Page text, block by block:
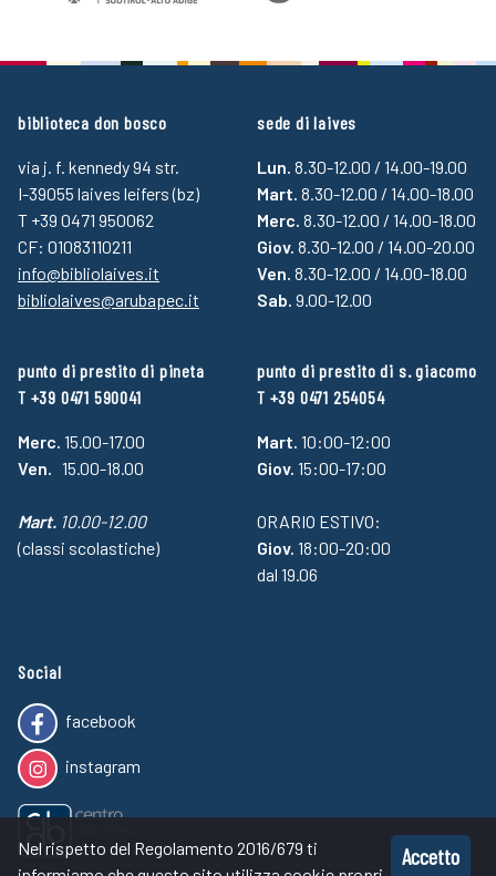
biblioteca don bosco
via j. f. kennedy 94 str.
I-39055 laives leifers (bz)
T +39 0471 950062
CF: 01083110211
info@bibliolaives.it
bibliolaives@arubapec.it
sede di laives
Lun. 8.30-12.00 / 14.00-19.00
Mart. 8.30-12.00 / 14.00-18.00
Merc. 8.30-12.00 / 14.00-18.00
Giov. 8.30-12.00 / 14.00-20.00
Ven. 8.30-12.00 / 14.00-18.00
Sab. 9.00-12.00
punto di prestito di pineta
T +39 0471 590041
Merc. 15.00-17.00
Ven.
15.00-18.00
Mart. 10.00-12.00
(classi scolastiche)
punto di prestito di s. giacomo
T +39 0471 254054
Mart. 10:00-12:00
Giov. 15:00-17:00
ORARIO ESTIVO:
Giov. 18:00-20:00
dal 19.06
Social
facebook
instagram
Accetto
Nel rispetto del Regolamento 2016/679 ti